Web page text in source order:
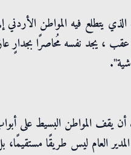
يتطلع فيه المواطن الأردني
عقب ، يجد نفسه مُحاصرًا بجدارٍ
يقف المواطن البسيط على
المدير العام ليس طريقًا